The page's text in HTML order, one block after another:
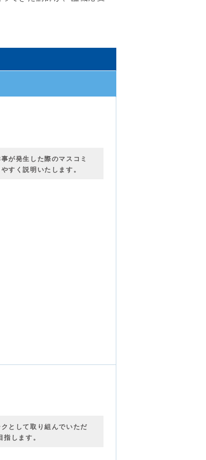
が発生した際のマスコミ
すく説明いたします。
として取り組んでいただ
します。